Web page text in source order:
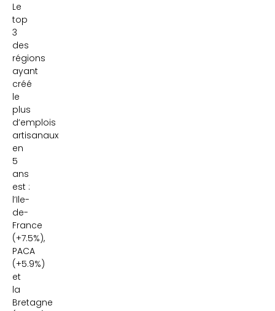
Le
top
3
des
régions
ayant
créé
le
plus
d’emplois
artisanaux
en
5
ans
est :
l’Ile-
de-
France
(+7.5%),
PACA
(+5.9%)
et
la
Bretagne